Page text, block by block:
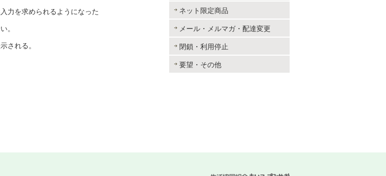
力を求められるようになった
。
される。
ネット限定商品
メール・メルマガ・配達変更
閉鎖・利用停止
要望・その他